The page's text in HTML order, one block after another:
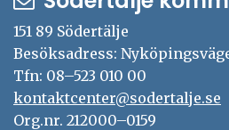
151 89 Södertälje
Besöksadress:
Tfn: 08–523 010 00
kontaktcenter@sodertalje.se
Org.nr. 212000–0159